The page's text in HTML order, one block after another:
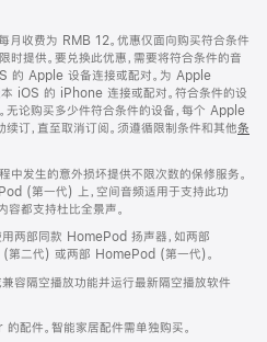
月收费为 RMB 12。优惠仅面向购买符合条件
提供。要兑换此优惠，需要将符合条件的音
的 Apple 设备连接或配对。为 Apple
iOS 的 iPhone 连接或配对。符合条件的设
无论购买多少件符合条件的设备，每个 Apple
订，直至取消订阅。须遵循限制条件和其他条
发生的意外损坏提供不限次数的保修服务。
(第一代) 上，空间音频适用于支持此功
都支持杜比全景声。
两部同款 HomePod 扬声器，如两部
二代) 或两部 HomePod (第一代)。
容隔空播放功能并运行最新隔空播放软件
件。智能家居配件需单独购买。